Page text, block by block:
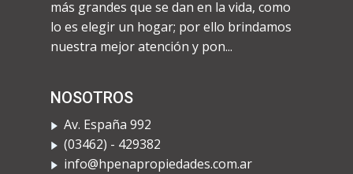
más grandes que se dan en la vida, como
lo es elegir un hogar; por ello brindamos
nuestra mejor atención y pon...
NOSOTROS
Av. España 992
​(03462) - 429382
info@hpenapropiedades.com.ar